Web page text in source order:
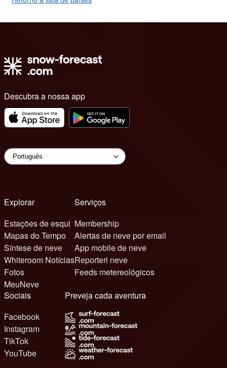
Descubra a nossa app
Explorar
Estações de esqui
Mapas do Tempo
Síntese de neve
Whiteroom Notícias
Fotos
MeuNeve
Serviços
Membership
Alertas de neve por email
App mobile de neve
Reporteri neve
Feeds metereológicos
Sociais
Facebook
Instagram
TikTok
YouTube
Preveja cada aventura